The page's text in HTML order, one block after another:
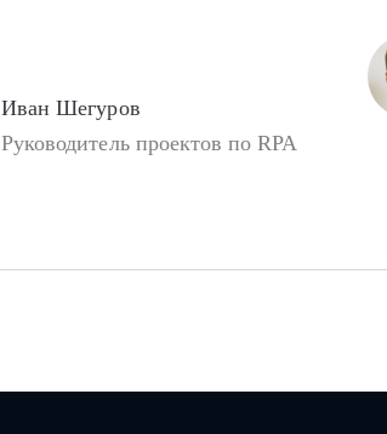
Иван Шегуров
Руководитель проектов по RPA